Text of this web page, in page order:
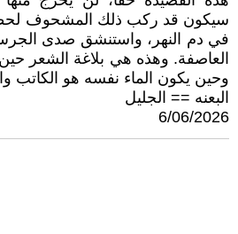
سيكون قد ركب ذلك المشحوف
في دم النهر، واستنشق صدى
العاصفة. وهذه هي بلاغة الشعر حين
وحين يكون الماء نفسه هو الكاتب
البعنه == الجليل
6/06/2026